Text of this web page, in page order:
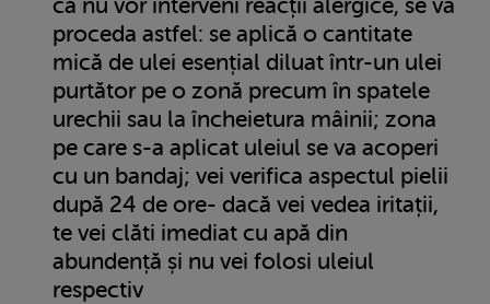
proceda astfel: se aplică o cantitate
mică de ulei esențial diluat într-un ulei
purtător pe o zonă precum în spatele
urechii sau la încheietura mâinii; zona
pe care s-a aplicat uleiul se va acoperi
cu un bandaj; vei verifica aspectul pielii
după 24 de ore- dacă vei vedea iritații,
te vei clăti imediat cu apă din
abundență și nu vei folosi uleiul
respectiv